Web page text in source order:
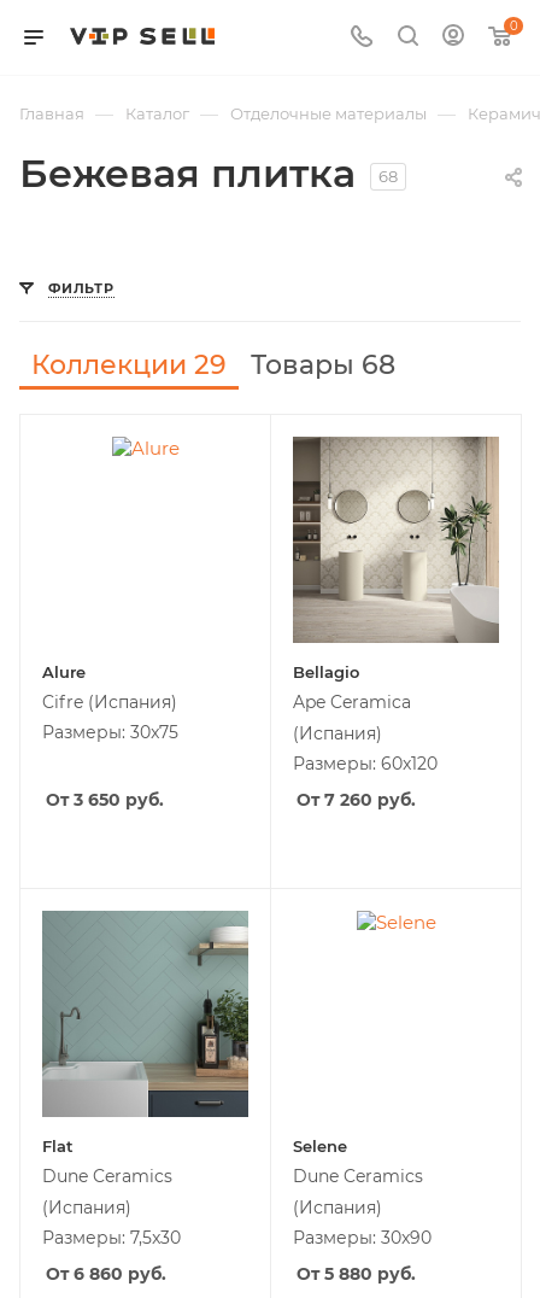
0
Главная — Каталог — Отделочные материалы —
Бежевая плитка 68
ФИЛЬТР
Коллекции 29 Товары 68
Alure
Cifre (Испания)
Размеры: 30x75
От 3 650 руб.
Bellagio
Ape Ceramica
(Испания)
Размеры: 60x120
От 7 260 руб.
Flat
Dune Ceramics
(Испания)
Размеры: 7,5x30
От 6 860 руб.
Selene
Dune Ceramics
(Испания)
Размеры: 30x90
От 5 880 руб.